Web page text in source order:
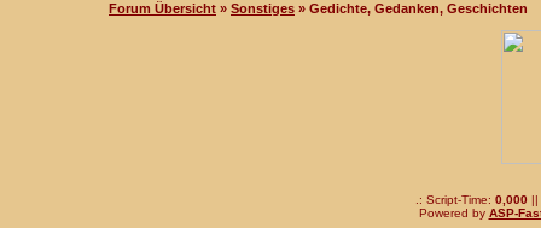
Forum Übersicht » Sonstiges » Gedichte, Gedanken, Geschichten
.: Script-Time: 0,000||
Powered by ASP-